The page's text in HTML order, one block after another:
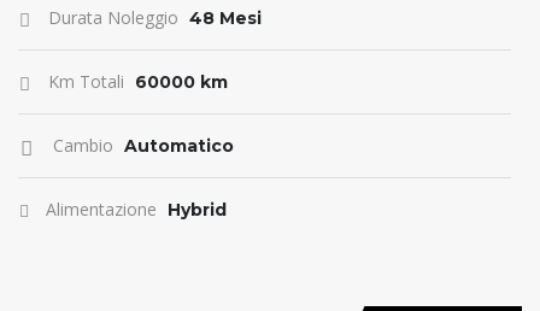
Durata Noleggio 48 Mesi
Km Totali 60000 km
Cambio Automatico
Alimentazione Hybrid